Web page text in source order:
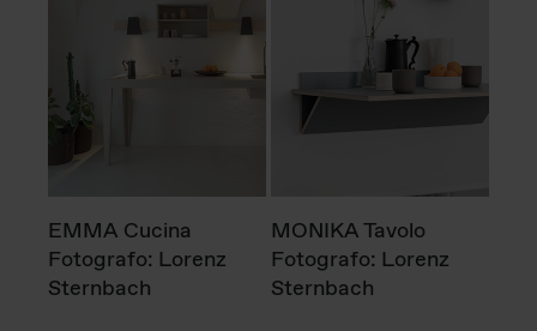
EMMA Cucina
Fotografo: Lorenz
Sternbach
MONIKA Tavolo
Fotografo: Lorenz
Sternbach